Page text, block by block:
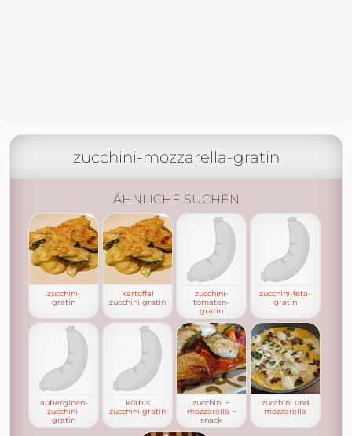
zucchini-mozzarella-gratin
ÄHNLICHE SUCHEN
zucchini-
gratin
kartoffel
zucchini gratin
zucchini-
tomaten-
gratin
zucchini-feta-
gratin
auberginen-
zucchini-
gratin
kürbis
zucchini gratin
zucchini ~
mozzarella ~
snack
zucchini und
mozzarella